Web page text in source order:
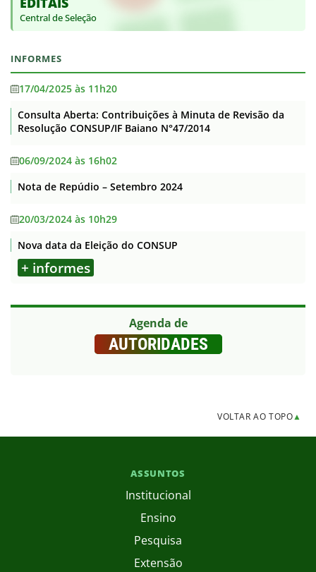
Central de Seleção
INFORMES
17/04/2025 às 11h20
Consulta Aberta: Contribuições à Minuta de Revisão da
Resolução CONSUP/IF Baiano N°47/2014
06/09/2024 às 16h02
Nota de Repúdio – Setembro 2024
20/03/2024 às 10h29
Nova data da Eleição do CONSUP
+ informes
Agenda de
AUTORIDADES
VOLTAR AO TOPO▲
ASSUNTOS
Institucional
Ensino
Pesquisa
Extensão